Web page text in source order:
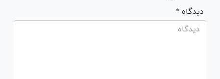
* دیدگاه